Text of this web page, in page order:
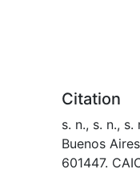
Citation
s. n., s. n.,
Buenos
601447.